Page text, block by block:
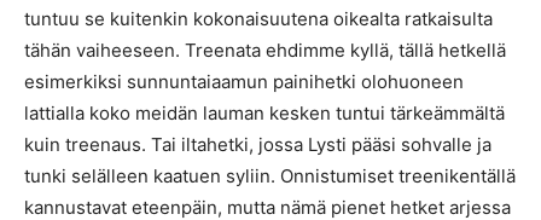
tuntuu se kuitenkin kokonaisuutena oikealta ratkaisulta
tähän vaiheeseen. Treenata ehdimme kyllä, tällä hetkellä
esimerkiksi sunnuntaiaamun painihetki olohuoneen
lattialla koko meidän lauman kesken tuntui tärkeämmältä
kuin treenaus. Tai iltahetki, jossa Lysti pääsi sohvalle ja
tunki selälleen kaatuen syliin. Onnistumiset treenikentällä
kannustavat eteenpäin, mutta nämä pienet hetket arjessa